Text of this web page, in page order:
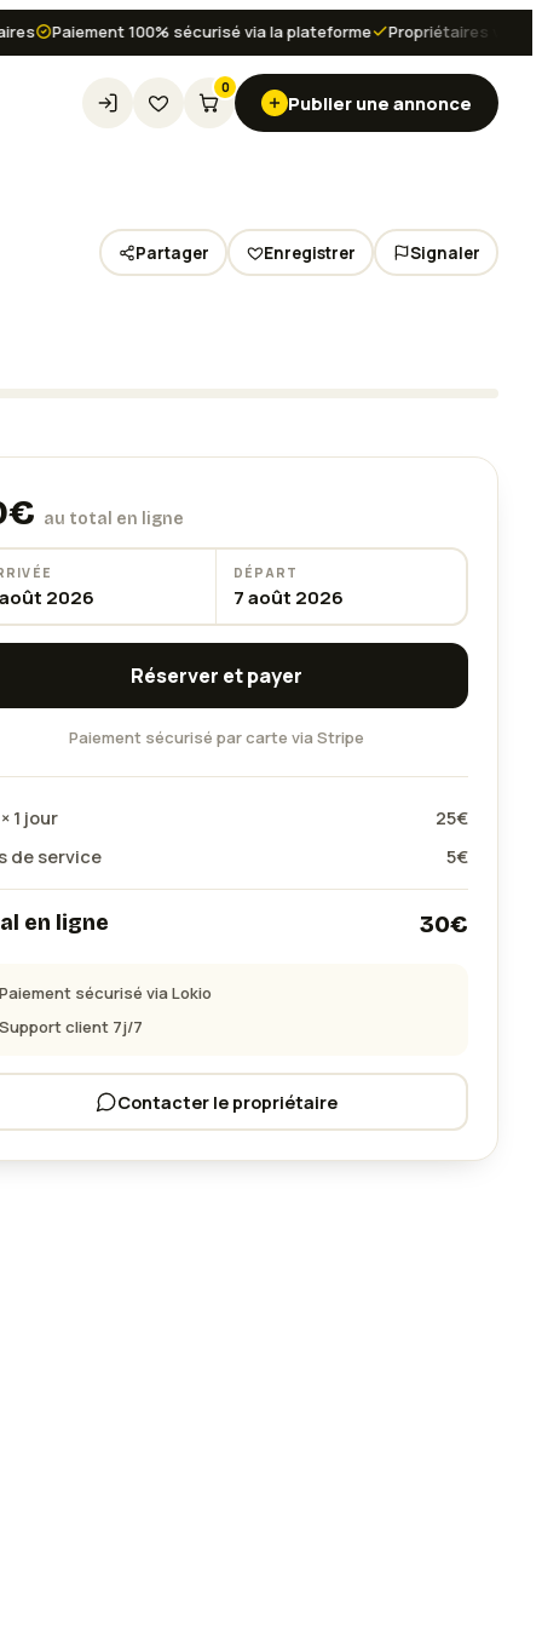
Paiement 100% sécurisé via la plateforme Propriétaires vérifiés
0
Publier une annonce
Partager Enregistrer Signaler
€ au total en ligne
2026
DÉPART
7 août 2026
Réserver et payer
Paiement sécurisé par carte via Stripe
1 jour 25€
de service
5€
en ligne 30€
sécurisé via Lokio
client 7j/7
Contacter le propriétaire